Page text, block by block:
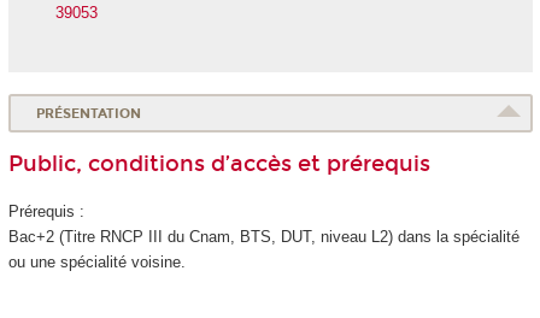
39053
PRÉSENTATION
Public, conditions d’accès et prérequis
Prérequis :
Bac+2 (Titre RNCP III du Cnam, BTS, DUT, niveau L2) dans la spécialité
ou une spécialité voisine.